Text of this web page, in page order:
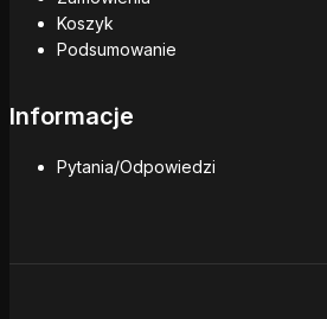
Koszyk
Podsumowanie
Informacje
Pytania/Odpowiedzi